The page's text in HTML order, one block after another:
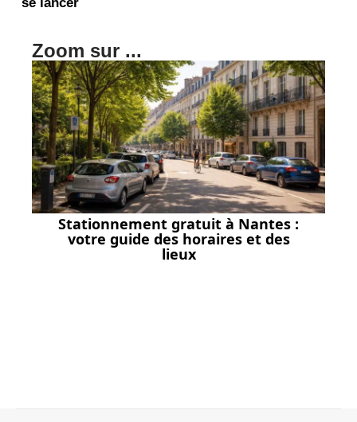
Zoom sur ...
Stationnement gratuit à Nantes :
votre guide des horaires et des
lieux